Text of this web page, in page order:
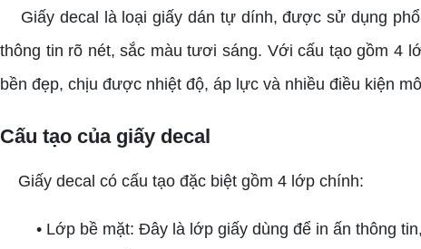
Giấy decal là loại giấy dán tự dính, được sử dụng phổ
thông tin rõ nét, sắc màu tươi sáng. Với cấu tạo gồm 4
bền đẹp, chịu được nhiệt độ, áp lực và nhiều điều kiện
Cấu tạo của giấy decal
Giấy decal có cấu tạo đặc biệt gồm 4 lớp chính:
• Lớp bề mặt: Đây là lớp giấy dùng để in ấn thông tin,